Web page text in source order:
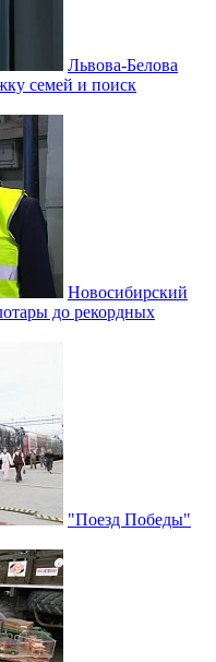
Львова-Белова
семей и поиск
Новосибирский
до рекордных
"Поезд Победы"